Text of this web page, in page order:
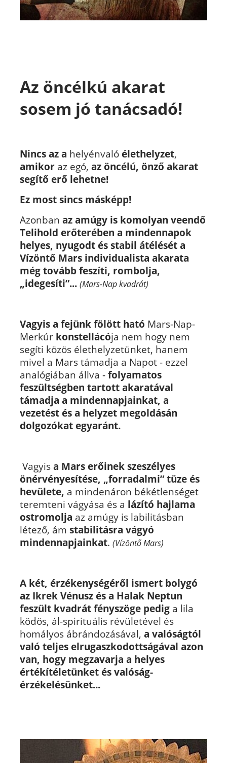
Az öncélkú akarat
sosem jó tanácsadó!
Nincs az a helyénvaló élethelyzet,
amikor az egó, az öncélú, önző akarat
segítő erő lehetne!
Ez most sincs másképp!
Azonban az amúgy is komolyan veendő
Telihold erőterében a mindennapok
helyes, nyugodt és stabil átélését a
Vízöntő Mars individualista akarata
még tovább feszíti, rombolja,
„idegesíti”... (Mars-Nap kvadrát)
Vagyis a fejünk fölött ható Mars-Nap-
Merkúr konstellácója nem hogy nem
segíti közös élethelyzetünket, hanem
mivel a Mars támadja a Napot - ezzel
analógiában állva - folyamatos
feszültségben tartott akaratával
támadja a mindennapjainkat, a
vezetést és a helyzet megoldásán
dolgozókat egyaránt.
Vagyis a Mars erőinek szeszélyes
önérvényesítése, „forradalmi” tüze és
hevülete, a mindenáron békétlenséget
teremteni vágyása és a lázító hajlama
ostromolja az amúgy is labilitásban
létező, ám stabilitásra vágyó
mindennapjainkat. (Vízöntő Mars)
A két, érzékenységéről ismert bolygó
az Ikrek Vénusz és a Halak Neptun
feszült kvadrát fényszöge pedig a lila
ködös, ál-spirituális révületével és
homályos ábrándozásával, a valóságtól
való teljes elrugaszkodottságával azon
van, hogy megzavarja a helyes
értékítéletünket és valóság-
érzékelésünket...